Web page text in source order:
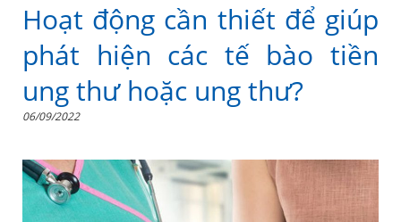
Hoạt động cần thiết để giúp
phát hiện các tế bào tiền
ung thư hoặc ung thư?
06/09/2022